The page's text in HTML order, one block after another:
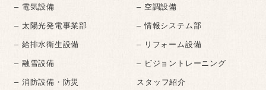
– 電気設備
– 空調設備
– 太陽光発電事業部
– 情報システム部
– 給排水衛生設備
– リフォーム設備
– 融雪設備
– ビジョントレーニング
– 消防設備・防災
スタッフ紹介